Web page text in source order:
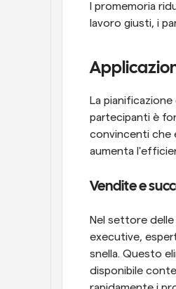
I promemoria
lavoro giusti, i
La
partecipanti è
convincenti che
aumenta
Vendite e
Nel settore
executive,
snella. Questo
disponibile